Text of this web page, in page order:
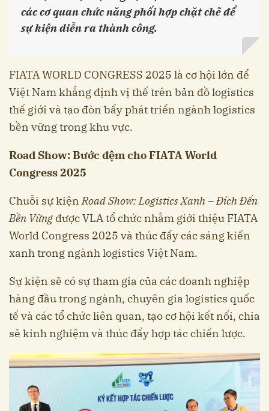
các cơ quan chức năng phối hợp chặt chẽ để
sự kiện diễn ra thành công.
FIATA WORLD CONGRESS 2025 là cơ hội lớn để
Việt Nam khẳng định vị thế trên bản đồ logistics
thế giới và tạo đòn bẩy phát triển ngành logistics
bền vững trong khu vực.
Road Show: Bước đệm cho FIATA World
Congress 2025
Chuỗi sự kiệnRoad Show: Logistics Xanh – Đích Đến
Bền Vững được VLA tổ chức nhằm giới thiệu FIATA
World Congress 2025 và thúc đẩy các sáng kiến
xanh trong ngành logistics Việt Nam.
Sự kiện sẽ có sự tham gia của các doanh nghiệp
hàng đầu trong ngành, chuyên gia logistics quốc
tế và các tổ chức liên quan, tạo cơ hội kết nối, chia
sẻ kinh nghiệm và thúc đẩy hợp tác chiến lược.